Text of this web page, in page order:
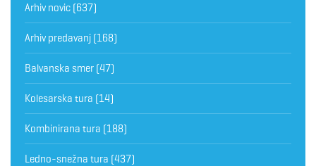
Arhiv novic (637)
Arhiv predavanj (168)
Balvanska smer (47)
Kolesarska tura (14)
Kombinirana tura (188)
Ledno-snežna tura (437)